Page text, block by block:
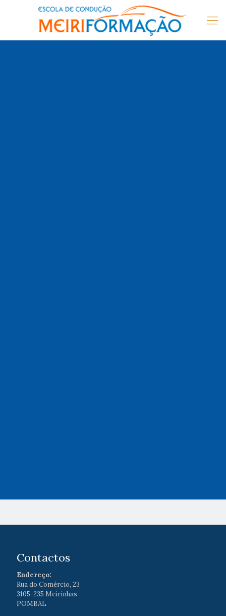
Contactos
Endereço:
Rua do Comércio, 23
3105-235 Meirinhas
POMBAL